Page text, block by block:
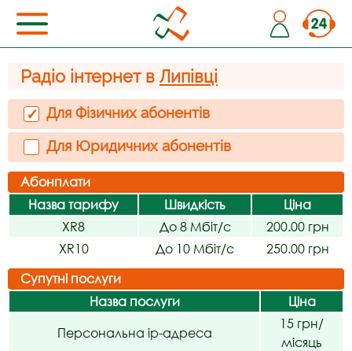
Радіо інтернет в Липівці
✓ Для Фізичних абонентів
Для Юридичних абонентів
Абонплати
Назва тарифу
Швидкість
Ціна
XR8
До 8 Мбіт/с
200.00 грн
XR10
До 10 Мбіт/с
250.00 грн
Супутні послуги
Назва послуги
Ціна
Персональна ip-адреса
15 грн/
місяць